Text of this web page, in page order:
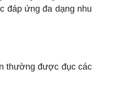
đáp ứng đa dạng nhu
thường được đục các